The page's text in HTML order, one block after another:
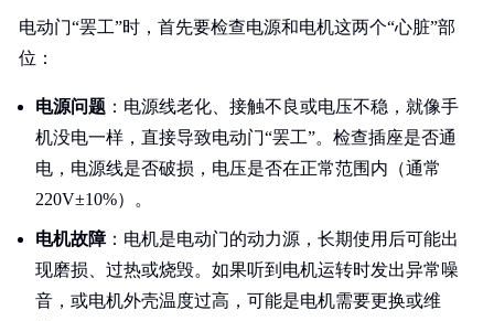
电动门“罢工”时，首先要检查电源和电机这两个“心脏”部
位：
电源问题 ：电源线老化、接触不良或电压不稳，就像手
机没电一样，直接导致电动门“罢工”。检查插座是否通
电，电源线是否破损，电压是否在正常范围内（通常
220V±10%）。
电机故障：电机是电动门的动力源，长期使用后可能出
现磨损、过热或烧毁。如果听到电机运转时发出异常噪
音，或电机外壳温度过高，可能是电机需要更换或维